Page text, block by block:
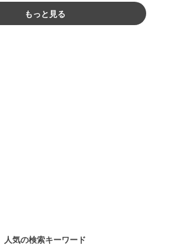
もっと見る
人気の検索キーワード